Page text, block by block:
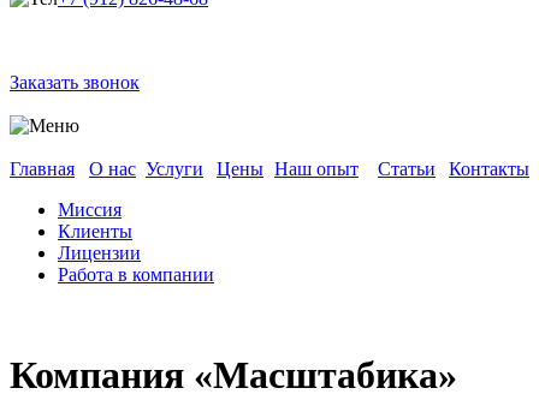
Заказать звонок
Главная О нас Услуги Цены Наш опыт Статьи
Контакты
Миссия
Клиенты
Лицензии
Работа в компании
Компания «Масштабика»